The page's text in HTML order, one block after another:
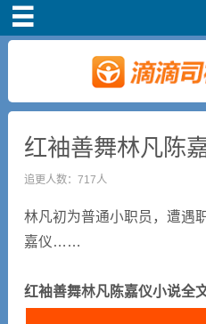
司机注册
新手指导
奖励政策
滴滴车主司机端下
红袖善舞林凡陈
追更人数：717人
林凡初为普通小职员，遭遇
嘉仪……
红袖善舞林凡陈嘉仪小说全